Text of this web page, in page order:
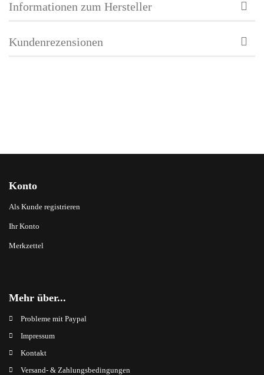
Informationen zum Hersteller
Kundenrezensionen
Konto
Als Kunde registrieren
Ihr Konto
Merkzettel
Mehr über...
Probleme mit Paypal
Impressum
Kontakt
Versand- & Zahlungsbedingungen